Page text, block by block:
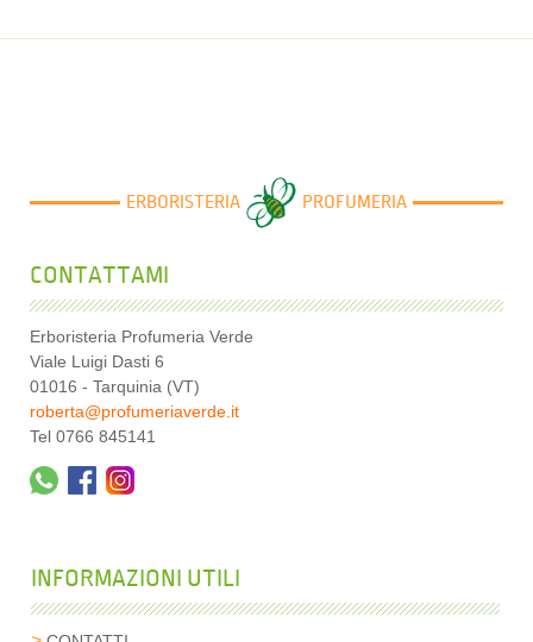
ERBORISTERIA PROFUMERIA
CONTATTAMI
Erboristeria Profumeria Verde
Viale Luigi Dasti 6
01016 - Tarquinia (VT)
roberta@profumeriaverde.it
Tel 0766 845141
INFORMAZIONI UTILI